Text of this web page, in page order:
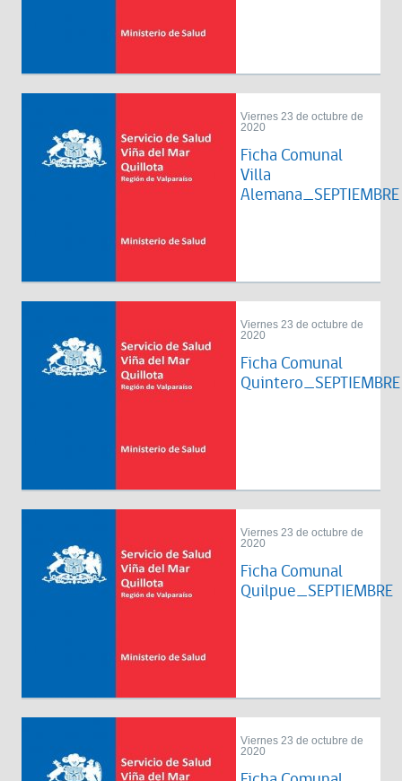
Viernes 23 de octubre de
2020
Ficha Comunal
Villa
Alemana_SEPTIEMBRE
Viernes 23 de octubre de
2020
Ficha Comunal
Quintero_SEPTIEMBRE
Viernes 23 de octubre de
2020
Ficha Comunal
Quilpue_SEPTIEMBRE
Viernes 23 de octubre de
2020